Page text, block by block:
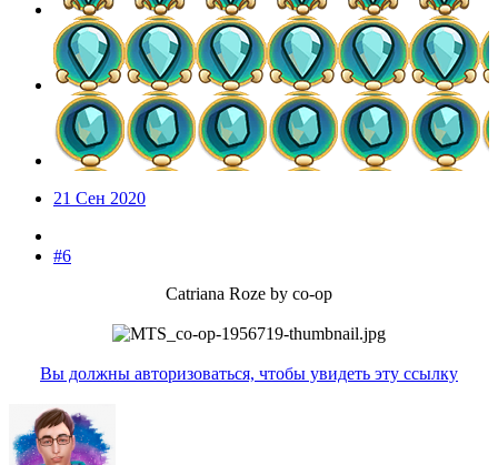
21 Сен 2020
#6
Catriana Roze by co-op
Вы должны авторизоваться, чтобы увидеть эту ссылку